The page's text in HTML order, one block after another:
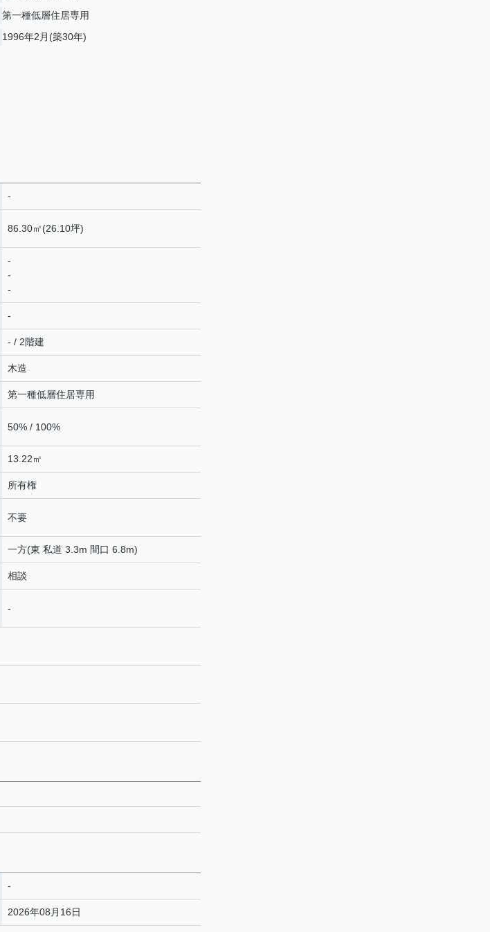
第一種低層住居専用
1996年2月(築30年)
-
86.30㎡(26.10坪)
-
-
-
-
- / 2階建
木造
第一種低層住居専用
50% / 100%
13.22㎡
所有権
不要
一方(東 私道 3.3m 間口 6.8m)
相談
-
-
2026年08月16日